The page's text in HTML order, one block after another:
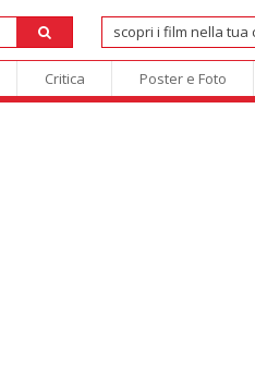
Critica Poster e Foto